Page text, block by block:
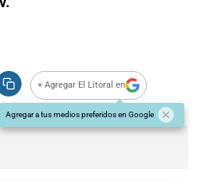
+ Agregar El Litoral en
Agregar a tus medios preferidos en Google